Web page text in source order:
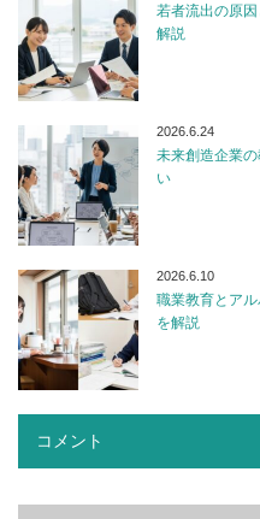
若者流出の原
解説
2026.6.24
未来創造企業
い
2026.6.10
職業教育とア
を解説
コメント